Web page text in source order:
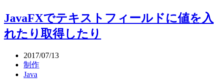
JavaFXでテキストフィールドに値を入
れたり取得したり
2017/07/13
制作
Java